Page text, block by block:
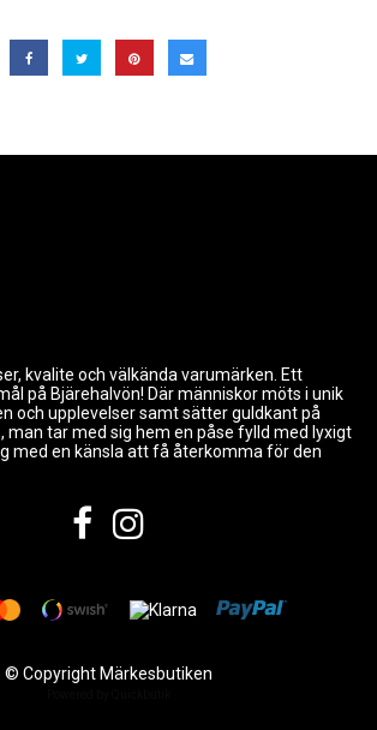
kvalite och välkända varumärken. Ett
på Bjärehalvön! Där människor möts i unik
och upplevelser samt sätter guldkant på
man tar med sig hem en påse fylld med lyxigt
med en känsla att få återkomma för den
© Copyright Märkesbutiken